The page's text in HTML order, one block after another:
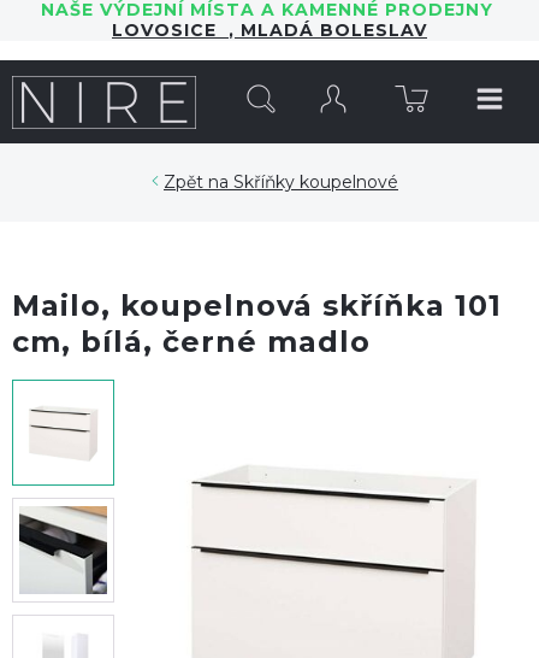
NAŠE VÝDEJNÍ MÍSTA A KAMENNÉ PRODEJNY
LOVOSICE , MLADÁ BOLESLAV
Skříňky koupelnové
Mailo, koupelnová skříňka 101
cm, bílá, černé madlo